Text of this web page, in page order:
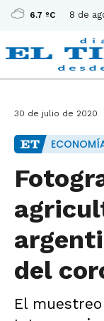
6.7 ºC 8 de
30 de julio de 2020
del
El